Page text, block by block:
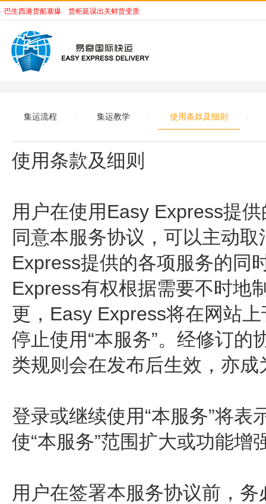
· 巴生西港货船塞爆 货柜延误出关鲜货变质
集运流程 集运教学 使用条款及细则
使用条款及细则
用户在使用Easy Express提
同意本服务协议，可以主动
Express提供的各项服务的同
Express有权根据需要不时地
更，Easy Express将在网站
停止使用“本服务”。经修订
类规则会在发布后生效，亦
登录或继续使用“本服务”将
使“本服务”范围扩大或功能
用户在签署本服务协议前，